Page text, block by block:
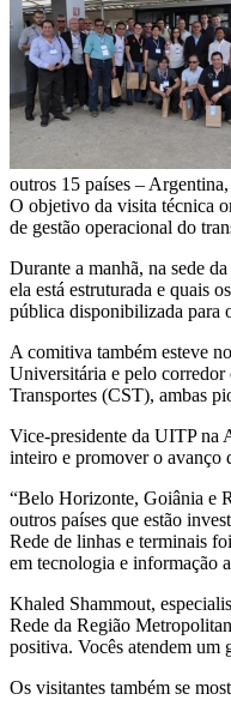
outros 15 países –
O objetivo da visita técnica
de gestão operacional do
Durante a manhã, na sede
ela está estruturada e quais
pública disponibilizada para
A comitiva também esteve
Universitária e pelo
Transportes (CST), ambas
Vice-presidente da UITP na
inteiro e promover o avanço
“Belo Horizonte, Goiânia e
outros países que estão
Rede de linhas e terminais
em tecnologia e informação
Khaled Shammout,
Rede da Região
positiva. Vocês atendem um
Os visitantes também se